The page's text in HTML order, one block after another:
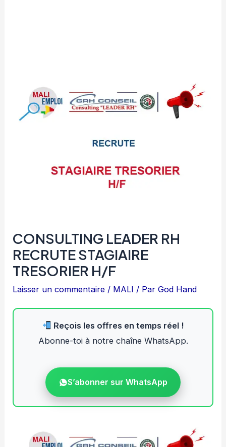
CONSULTING LEADER RH
RECRUTE STAGIAIRE
TRESORIER H/F
Laisser un commentaire / MALI / ParGod Hand
Reçois les offres en temps réel !
Abonne-toi à notre chaîne WhatsApp.
S’abonner sur WhatsApp